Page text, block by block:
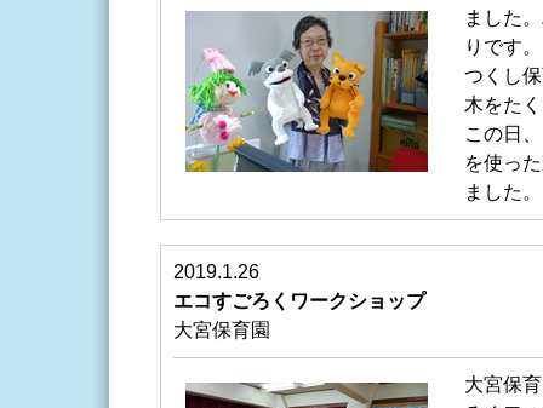
ました
りです。
つくし
木をた
この日
を使っ
ました。
2019.1.26
エコすごろくワークショップ
大宮保育園
大宮保